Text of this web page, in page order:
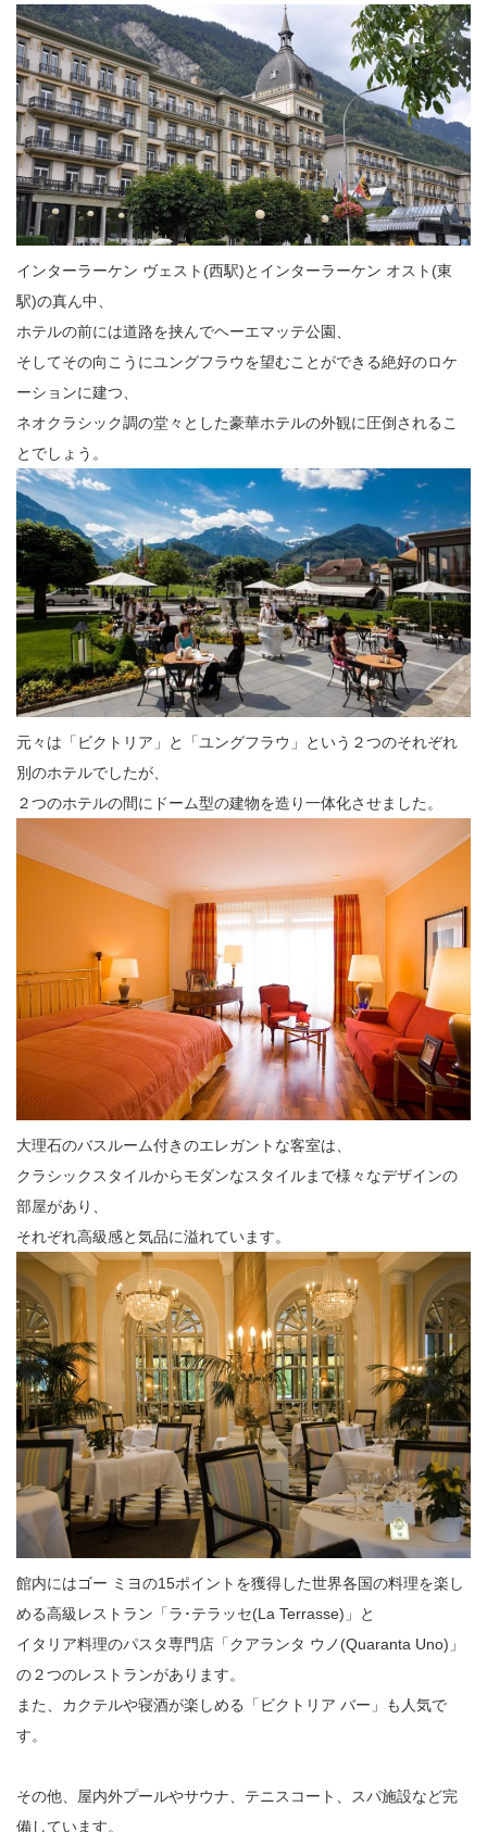
インターラーケン ヴェスト(西駅)とインターラーケン オスト(東
駅)の真ん中、
ホテルの前には道路を挟んでヘーエマッテ公園、
そしてその向こうにユングフラウを望むことができる絶好のロケ
ーションに建つ、
ネオクラシック調の堂々とした豪華ホテルの外観に圧倒されるこ
とでしょう。
元々は「ビクトリア」と「ユングフラウ」という２つのそれぞれ
別のホテルでしたが、
２つのホテルの間にドーム型の建物を造り一体化させました。
大理石のバスルーム付きのエレガントな客室は、
クラシックスタイルからモダンなスタイルまで様々なデザインの
部屋があり、
それぞれ高級感と気品に溢れています。
館内にはゴー ミヨの15ポイントを獲得した世界各国の料理を楽し
める高級レストラン「ラ･テラッセ(La Terrasse)」と
イタリア料理のパスタ専門店「クアランタ ウノ(Quaranta Uno)」
の２つのレストランがあります。
また、カクテルや寝酒が楽しめる「ビクトリア バー」も人気で
す。
その他、屋内外プールやサウナ、テニスコート、スパ施設など完
備しています。